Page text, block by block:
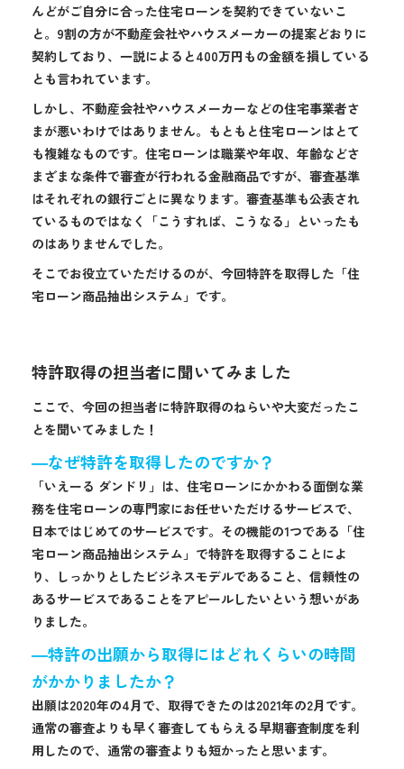
んどがご自分に合った住宅ローンを契約できていないこ
と。9割の方が不動産会社やハウスメーカーの提案どおりに
契約しており、一説によると400万円もの金額を損している
とも言われています。
しかし、不動産会社やハウスメーカーなどの住宅事業者さ
まが悪いわけではありません。もともと住宅ローンはとて
も複雑なものです。住宅ローンは職業や年収、年齢などさ
まざまな条件で審査が行われる金融商品ですが、審査基準
はそれぞれの銀行ごとに異なります。審査基準も公表され
ているものではなく「こうすれば、こうなる」といったも
のはありませんでした。
そこでお役立ていただけるのが、今回特許を取得した「住
宅ローン商品抽出システム」です。
特許取得の担当者に聞いてみました
ここで、今回の担当者に特許取得のねらいや大変だったこ
とを聞いてみました！
―なぜ特許を取得したのですか？
「いえーる ダンドリ」は、住宅ローンにかかわる面倒な業
務を住宅ローンの専門家にお任せいただけるサービスで、
日本ではじめてのサービスです。その機能の1つである「住
宅ローン商品抽出システム」で特許を取得することによ
り、しっかりとしたビジネスモデルであること、信頼性の
あるサービスであることをアピールしたいという想いがあ
りました。
―特許の出願から取得にはどれくらいの時間
がかかりましたか？
出願は2020年の4月で、取得できたのは2021年の2月です。
通常の審査よりも早く審査してもらえる早期審査制度を利
用したので、通常の審査よりも短かったと思います。